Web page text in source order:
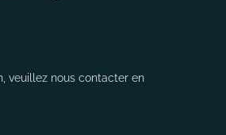
veuillez nous contacter en